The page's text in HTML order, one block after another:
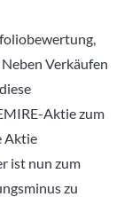
Verkäufen
Aktie zum
Aktie
ist nun zum
zu